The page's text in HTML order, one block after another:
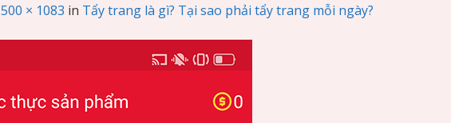
500 × 1083 in Tẩy trang là gì? Tại sao phải tẩy trang mỗi ngày?